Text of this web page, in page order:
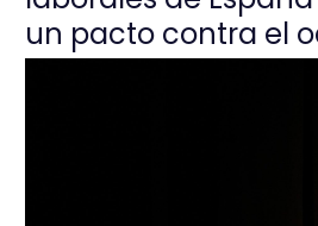
un pacto contra el